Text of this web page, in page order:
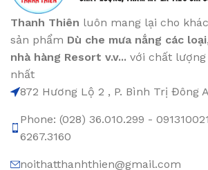
Thanh Thiên luôn mang lại cho
sản phẩm Dù che mưa nắng các loại
nhà hàng Resort v.v... với chất
nhất
872 Hương Lộ 2 , P. Bình Trị Đông
Phone: (028) 36.010.299 -
6267.3160
noithatthanhthien@gmail.com